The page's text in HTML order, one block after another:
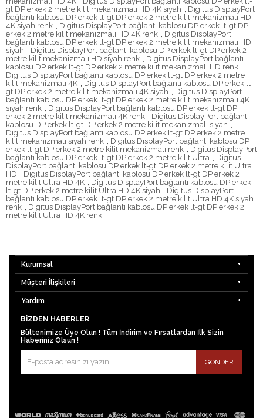
gt DP erkek 2 metre kilit mekanizmalı HD 4K siyah
Digitus DisplayPort
bağlantı kablosu DP erkek lt-gt DP erkek 2 metre kilit mekanizmalı HD
4K siyah renk
Digitus DisplayPort bağlantı kablosu DP erkek lt-gt DP
erkek 2 metre kilit mekanizmalı HD 4K renk
Digitus DisplayPort
bağlantı kablosu DP erkek lt-gt DP erkek 2 metre kilit mekanizmalı HD
siyah
Digitus DisplayPort bağlantı kablosu DP erkek lt-gt DP erkek 2
metre kilit mekanizmalı HD siyah renk
Digitus DisplayPort bağlantı
kablosu DP erkek lt-gt DP erkek 2 metre kilit mekanizmalı HD renk
Digitus DisplayPort bağlantı kablosu DP erkek lt-gt DP erkek 2 metre
kilit mekanizmalı 4K
Digitus DisplayPort bağlantı kablosu DP erkek lt-
gt DP erkek 2 metre kilit mekanizmalı 4K siyah
Digitus DisplayPort
bağlantı kablosu DP erkek lt-gt DP erkek 2 metre kilit mekanizmalı 4K
siyah renk
Digitus DisplayPort bağlantı kablosu DP erkek lt-gt DP
erkek 2 metre kilit mekanizmalı 4K renk
Digitus DisplayPort bağlantı
kablosu DP erkek lt-gt DP erkek 2 metre kilit mekanizmalı siyah
Digitus DisplayPort bağlantı kablosu DP erkek lt-gt DP erkek 2 metre
kilit mekanizmalı siyah renk
Digitus DisplayPort bağlantı kablosu DP
erkek lt-gt DP erkek 2 metre kilit mekanizmalı renk
Digitus DisplayPort
bağlantı kablosu DP erkek lt-gt DP erkek 2 metre kilit Ultra
Digitus
DisplayPort bağlantı kablosu DP erkek lt-gt DP erkek 2 metre kilit Ultra
HD
Digitus DisplayPort bağlantı kablosu DP erkek lt-gt DP erkek 2
metre kilit Ultra HD 4K
Digitus DisplayPort bağlantı kablosu DP erkek
lt-gt DP erkek 2 metre kilit Ultra HD 4K siyah
Digitus DisplayPort
bağlantı kablosu DP erkek lt-gt DP erkek 2 metre kilit Ultra HD 4K siyah
renk
Digitus DisplayPort bağlantı kablosu DP erkek lt-gt DP erkek 2
metre kilit Ultra HD 4K renk
Kurumsal
Müşteri İlişkileri
Yardım
BIZDEN HABERLER
Bültenimize Üye Olun ! Tüm İndirim ve Fırsatlardan İlk Sizin
Haberiniz Olsun !
GÖNDER